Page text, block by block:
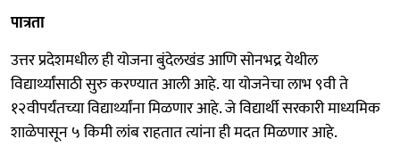
पात्रता
उत्तर प्रदेशमधील ही योजना बुंदेलखंड आणि सोनभद्र येथील
विद्यार्थ्यांसाठी सुरु करण्यात आली आहे. या योजनेचा लाभ ९वी ते
१२वीपर्यंतच्या विद्यार्थ्यांना मिळणार आहे. जे विद्यार्थी सरकारी माध्यमिक
शाळेपासून ५ किमी लांब राहतात त्यांना ही मदत मिळणार आहे.